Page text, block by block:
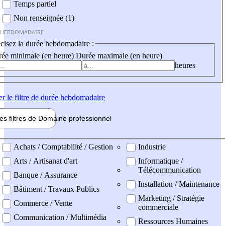
Temps partiel
Non renseignée (1)
la durée hebdomadaire :
minimale (en heure) Durée maximale (en heure)
heures
le filtre de durée hebdomadaire
filtres de Domaine professionnel
professionel
Achats / Comptabilité / Gestion
Arts / Artisanat d'art
Banque / Assurance
Bâtiment / Travaux Publics
Commerce / Vente
Communication / Multimédia
Industrie
Informatique /
Télécommunication
Installation / Maintenance
Marketing / Stratégie
commerciale
Ressources Humaines